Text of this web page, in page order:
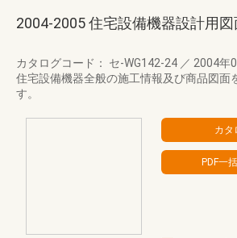
2004-2005 住宅設備機器設計用
カタログコード： セ-WG142-24 ／ 2004年
住宅設備機器全般の施工情報及び商品図面
す。